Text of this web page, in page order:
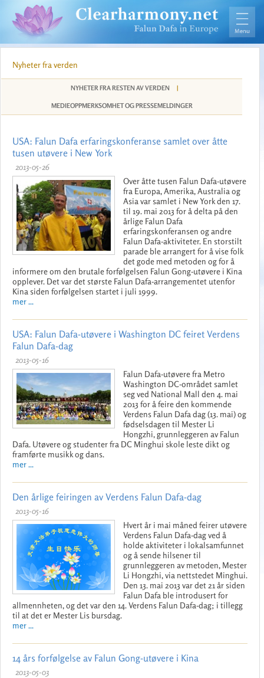
Nyheter fra verden
NYHETER FRA RESTEN AV VERDEN |
MEDIEOPPMERKSOMHET OG PRESSEMELDINGER
USA: Falun Dafa erfaringskonferanse samlet over åtte
tusen utøvere i New York
2013-05-26
Over åtte tusen Falun Dafa-utøvere
fra Europa, Amerika, Australia og
Asia var samlet i New York den 17.
til 19. mai 2013 for å delta på den
årlige Falun Dafa
erfaringskonferansen og andre
Falun Dafa-aktiviteter. En storstilt
parade ble arrangert for å vise folk
det gode med metoden og for å
informere om den brutale forfølgelsen Falun Gong-utøvere i Kina
opplever. Det var det største Falun Dafa-arrangementet utenfor
Kina siden forfølgelsen startet i juli 1999.
mer ...
USA: Falun Dafa-utøvere i Washington DC feiret Verdens
Falun Dafa-dag
2013-05-16
Falun Dafa-utøvere fra Metro
Washington DC-området samlet
seg ved National Mall den 4. mai
2013 for å feire den kommende
Verdens Falun Dafa dag (13. mai) og
fødselsdagen til Mester Li
Hongzhi, grunnleggeren av Falun
Dafa. Utøvere og studenter fra DC Minghui skole leste dikt og
framførte musikk og dans.
mer ...
Den årlige feiringen av Verdens Falun Dafa-dag
2013-05-16
Hvert år i mai måned feirer utøvere
Verdens Falun Dafa-dag ved å
holde aktiviteter i lokalsamfunnet
og å sende hilsener til
grunnleggeren av metoden, Mester
Li Hongzhi, via nettstedet Minghui.
Den 13. mai 2013 var det 21 år siden
Falun Dafa ble introdusert for
allmennheten, og det var den 14. Verdens Falun Dafa-dag; i tillegg
til at det er Mester Lis bursdag.
mer ...
14 års forfølgelse av Falun Gong-utøvere i Kina
2013-05-03